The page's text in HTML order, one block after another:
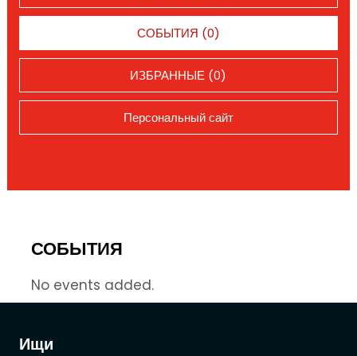
Ищи
СОБЫТИЯ (0)
ИЗБРАННЫЕ (0)
Персональный сайт
СОБЫТИЯ
No events added.